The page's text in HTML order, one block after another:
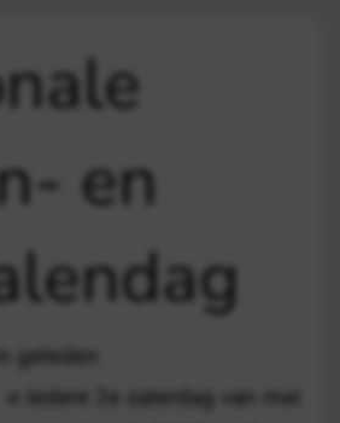
en
geleden
Iedere 2e zaterdag van mei